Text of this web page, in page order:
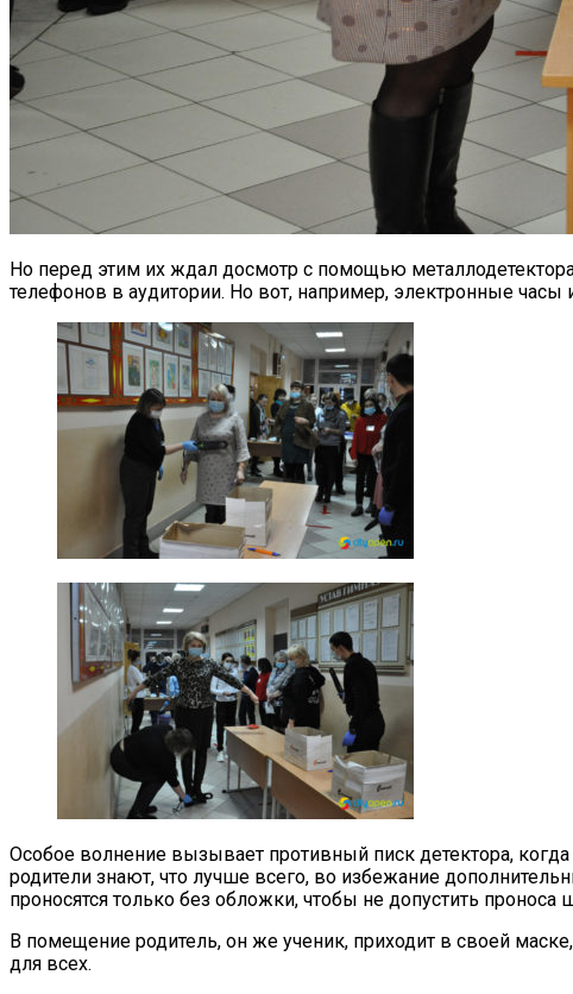
Но перед этим их ждал досмотр с помощью
телефонов в аудитории. Но вот, например, электронные
Особое волнение вызывает противный писк детектора,
родители знают, что лучше всего, во избежание
проносятся только без обложки, чтобы не допустить проноса
В помещение родитель, он же ученик, приходит в своей
для всех.